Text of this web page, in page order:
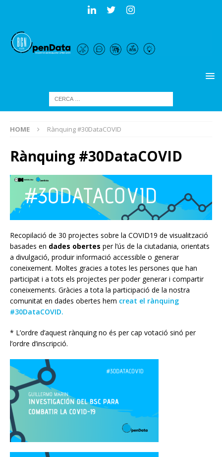
HOME Rànquing #30DataCOVID
Rànquing #30DataCOVID
Recopilació de 30 projectes sobre la COVID19 de visualització
basades en dades obertes per l’ús de la ciutadania, orientats
a divulgació, produir informació accessible o generar
coneixement. Moltes gracies a totes les persones que han
participat i a tots els projectes per poder generar i compartir
coneixements. Gràcies a tota la participació de la nostra
comunitat en dades obertes hem creat el rànquing
#30DataCOVID.
* L’ordre d’aquest rànquing no és per cap votació sinó per
l’ordre d’inscripció.